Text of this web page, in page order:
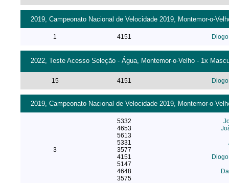
2019, Campeonato Nacional de Velocidade 2019, Montemor-o-
1 4151
2022, Teste Acesso Seleção - Água, Montemor-o-Velho - 1x
15 4151
2019, Campeonato Nacional de Velocidade 2019, Montemor-o-
3
5332
4653
5613
5331
3577
4151
5147
4648
3575